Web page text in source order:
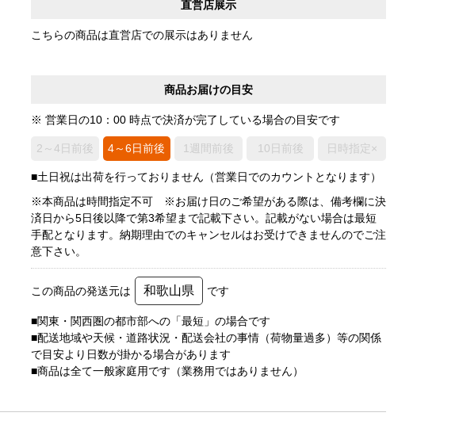
直営店展示
こちらの商品は直営店での展示はありません
商品お届けの目安
※ 営業日の10：00 時点で決済が完了している場合の目安です
2～4日前後 4～6日前後 1週間前後 10日前後 日時指定×
■土日祝は出荷を行っておりません（営業日でのカウントとなります）
※本商品は時間指定不可 ※お届け日のご希望がある際は、備考欄に決
済日から5日後以降で第3希望まで記載下さい。記載がない場合は最短
手配となります。納期理由でのキャンセルはお受けできませんのでご注
意下さい。
この商品の発送元は 和歌山県 です
■関東・関西圏の都市部への「最短」の場合です
■配送地域や天候・道路状況・配送会社の事情（荷物量過多）等の関係
で目安より日数が掛かる場合があります
■商品は全て一般家庭用です（業務用ではありません）